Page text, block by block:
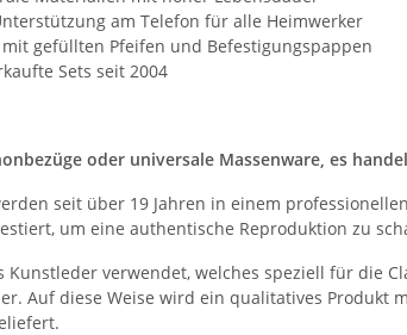
am Telefon für alle Heimwerker
gefüllten Pfeifen und Befestigungspappen
Sets seit 2004
oder universale Massenware, es
seit über 19 Jahren in einem
um eine authentische Reproduktion zu
Kunstleder verwendet, welches speziell für die
Auf diese Weise wird ein qualitatives Produkt